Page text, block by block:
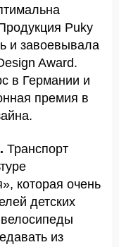
Puky
и завоевывала
Award.
в Германии и
премия в
Транспорт
которая очень
детских
из